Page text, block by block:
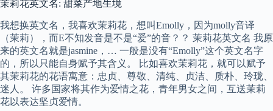
茉莉花英文名: 甜菜产地生境
我想换英文名，我喜欢茉莉花，想叫Emolly，因为molly音译
（茉莉），而E不知发音是不是“爱”的音？？ 茉莉花英文名 我原
来的英文名就是jasmine，… 一般是没有“Emolly”这个英文名字
的，所以只能自身赋予其含义。 比如喜欢茉莉花，就可以赋予
其茉莉花的花语寓意：忠贞、尊敬、清纯、贞洁、质朴、玲珑、
迷人。 许多国家将其作为爱情之花，青年男女之间，互送茉莉
花以表达坚贞爱情。